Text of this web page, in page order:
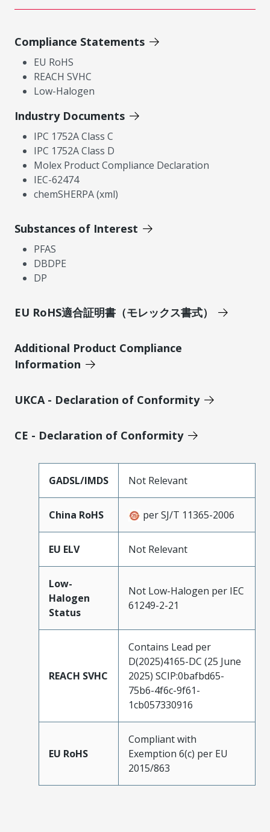
Compliance Statements
EU RoHS
REACH SVHC
Low-Halogen
Industry Documents
IPC 1752A Class C
IPC 1752A Class D
Molex Product Compliance Declaration
IEC-62474
chemSHERPA (xml)
Substances of Interest
PFAS
DBDPE
DP
EU RoHS適合証明書（モレックス書式）
Additional Product Compliance
Information
UKCA - Declaration of Conformity
CE - Declaration of Conformity
GADSL/IMDS Not Relevant
China RoHS per SJ/T 11365-2006
EU ELV Not Relevant
Low-
Halogen
Status
Not Low-Halogen per IEC
61249-2-21
REACH SVHC
Contains Lead per
D(2025)4165-DC (25 June
2025) SCIP:0bafbd65-
75b6-4f6c-9f61-
1cb057330916
EU RoHS
Compliant with
Exemption 6(c) per EU
2015/863